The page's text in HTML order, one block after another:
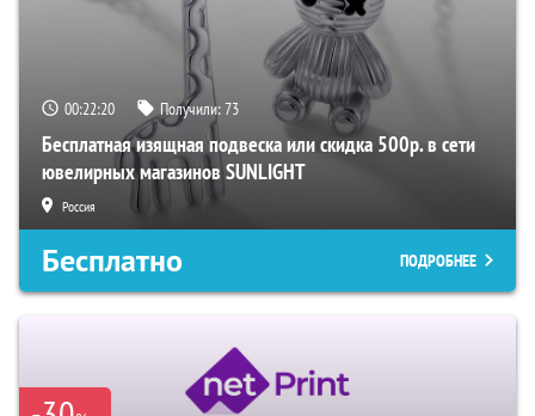
00:22:19 Получили:73
Бесплатная изящная подвеска или скидка 500р. в сети
ювелирных магазинов SUNLIGHT
Россия
Бесплатно ПОДРОБНЕЕ